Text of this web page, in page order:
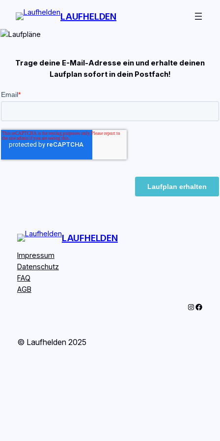
Inhalt
springen
LAUFHELDEN
Trage deine E-Mail-Adresse ein und erhalte deinen
Laufplan sofort in dein Postfach!
LAUFHELDEN
Impressum
Datenschutz
FAQ
AGB
Instagram Facebook
© Laufhelden 2025